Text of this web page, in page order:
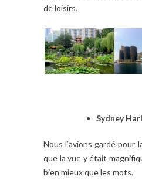
de loisirs.
Sydney
Nous l’avions gardé pour
que la vue y était
bien mieux que les mots.